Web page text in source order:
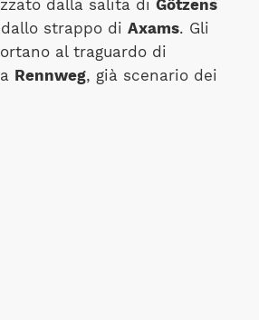
dalla salita di Götzens
strappo di Axams. Gli
al traguardo di
Rennweg, già scenario dei